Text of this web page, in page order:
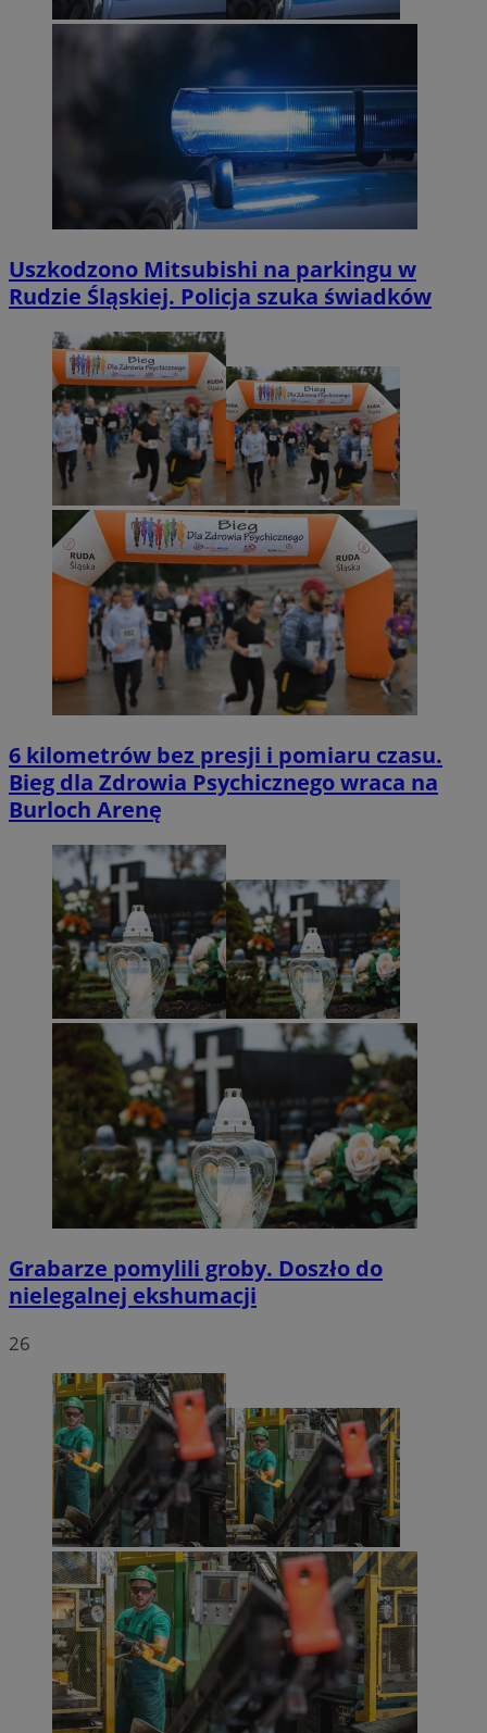
Uszkodzono Mitsubishi na parkingu w
Rudzie Śląskiej. Policja szuka świadków
6 kilometrów bez presji i pomiaru czasu.
Bieg dla Zdrowia Psychicznego wraca na
Burloch Arenę
Grabarze pomylili groby. Doszło do
nielegalnej ekshumacji
26